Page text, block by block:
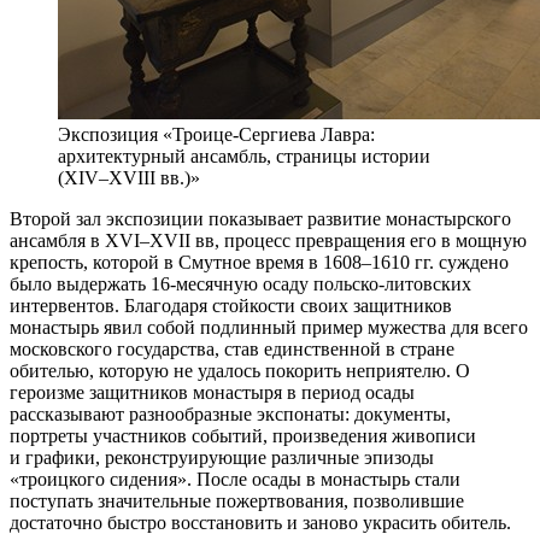
Экспозиция «Троице-Сергиева Лавра:
архитектурный ансамбль, страницы истории
(XIV–XVIII вв.)»
Второй зал экспозиции показывает развитие монастырского
ансамбля в ХVI–XVII вв, процесс превращения его в мощную
крепость, которой в Смутное время в 1608–1610 гг. суждено
было выдержать 16-месячную осаду польско-литовских
интервентов. Благодаря стойкости своих защитников
монастырь явил собой подлинный пример мужества для всего
московского государства, став единственной в стране
обителью, которую не удалось покорить неприятелю. О
героизме защитников монастыря в период осады
рассказывают разнообразные экспонаты: документы,
портреты участников событий, произведения живописи
и графики, реконструирующие различные эпизоды
«троицкого сидения». После осады в монастырь стали
поступать значительные пожертвования, позволившие
достаточно быстро восстановить и заново украсить обитель.